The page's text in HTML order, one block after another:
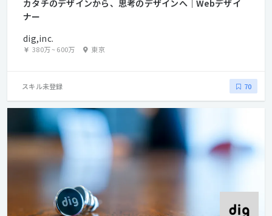
カタチのデザインから、思考のデザインへ｜Webデザイ
ナー
dig,inc.
380万~600万 東京
スキル未登録 70